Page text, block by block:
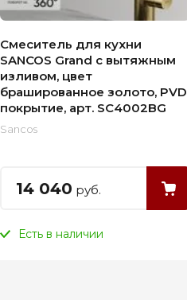
Смеситель для кухни
SANCOS Grand с вытяжным
изливом, цвет
брашированное золото, PVD
покрытие, арт. SC4002BG
Sancos
14 040 руб.
Есть в наличии